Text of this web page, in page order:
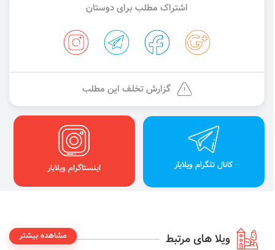
اشتراک مطلب برای دوستان
گزارش تخلف این مطلب
کانال تلگرام ویلایار اینستاگرام ویلایار
ویلا های مرتبط مشاهده بیشتر